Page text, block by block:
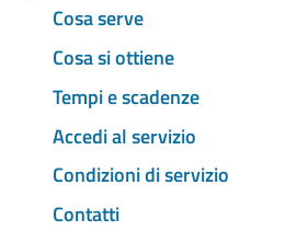
Cosa serve
Cosa si ottiene
Tempi e scadenze
Accedi al servizio
Condizioni di servizio
Contatti